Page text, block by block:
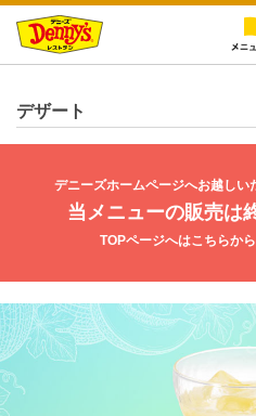
閉じ
デザート
デニーズホームページへお越しい
当メニューの販売は
TOPページへはこちらか